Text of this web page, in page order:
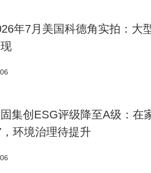
年7月美国科德角实拍：大
集创ESG评级降至A级：在
环境治理待提升